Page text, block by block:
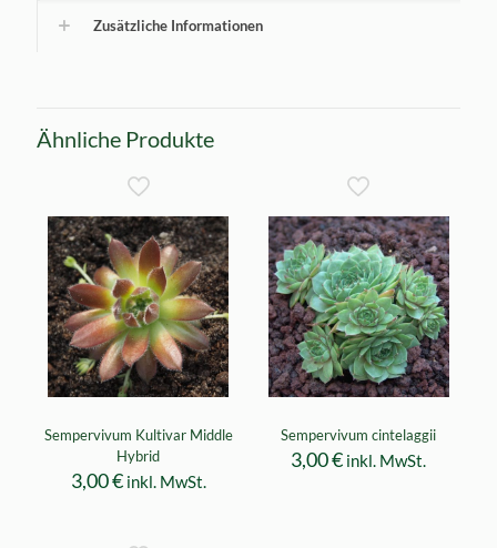
Zusätzliche Informationen
Ähnliche Produkte
Sempervivum Kultivar Middle
Hybrid
3,00€ inkl. MwSt.
Sempervivum cintelaggii
3,00€ inkl. MwSt.